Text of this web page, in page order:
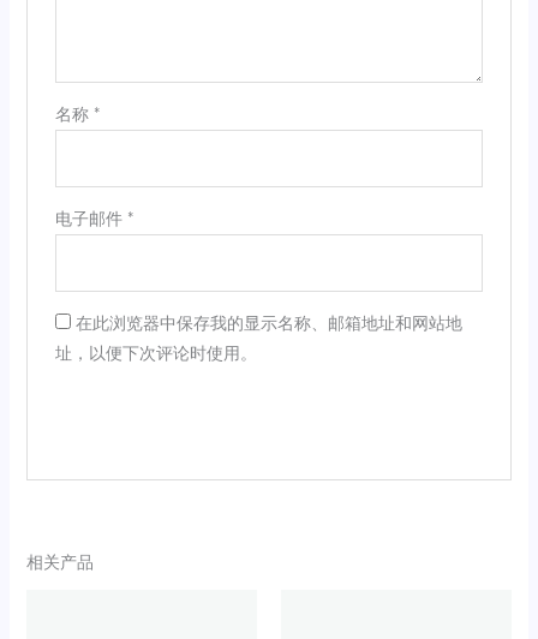
名称 *
电子邮件 *
在此浏览器中保存我的显示名称、邮箱地址和网站地
址，以便下次评论时使用。
相关产品